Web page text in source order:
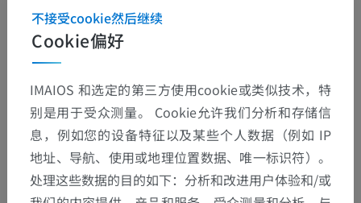
Cookie偏好
不接受cookie然后继续
IMAIOS 和选定的第三方使用cookie或类似技术，特
别是用于受众测量。 Cookie允许我们分析和存储信
息，例如您的设备特征以及某些个人数据（例如 IP
地址、导航、使用或地理位置数据、唯一标识符）。
处理这些数据的目的如下：分析和改进用户体验和/或